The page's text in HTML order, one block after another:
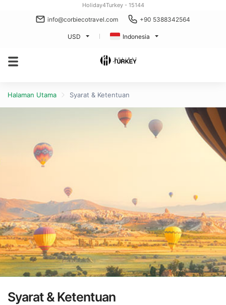
Holiday4Turkey - 15144
info@corbiecotravel.com +90 5388342564
USD Indonesia
Halaman Utama Syarat & Ketentuan
Syarat & Ketentuan